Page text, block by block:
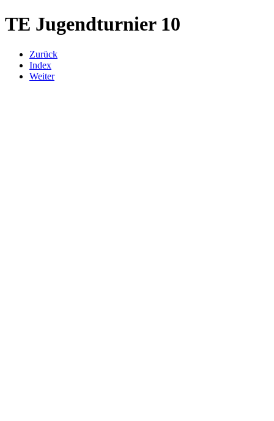
TE Jugendturnier 10
Zurück
Index
Weiter